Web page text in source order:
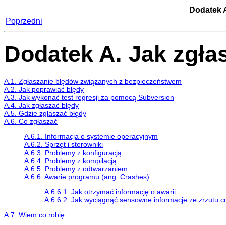
Dodatek
Poprzedni
Dodatek A. Jak
A.1. Zgłaszanie błędów związanych z bezpieczeństwem
A.2. Jak poprawiać błędy
A.3. Jak wykonać test regresji za pomocą Subversion
A.4. Jak zgłaszać błędy
A.5. Gdzie zgłaszać błędy
A.6. Co zgłaszać
A.6.1. Informacja o systemie operacyjnym
A.6.2. Sprzęt i sterowniki
A.6.3. Problemy z konfiguracją
A.6.4. Problemy z kompilacją
A.6.5. Problemy z odtwarzaniem
A.6.6. Awarie programu (ang. Crashes)
A.6.6.1. Jak otrzymać informację o awarii
A.6.6.2. Jak wyciągnąć sensowne informacje ze zrzutu
A.7. Wiem co robię...